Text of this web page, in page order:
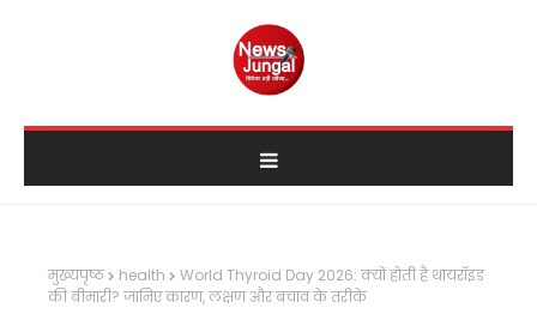
मुख्यपृष्ठ health
World Thyroid Day 2026: क्यों होती है थायरॉइड
की बीमारी? जानिए कारण, लक्षण और बचाव के तरीके